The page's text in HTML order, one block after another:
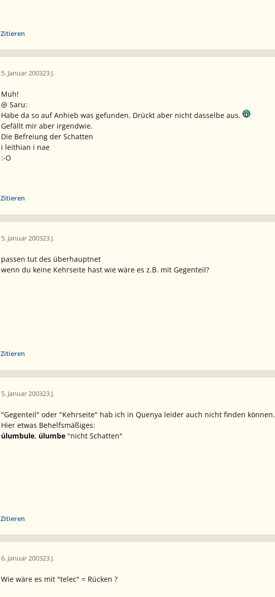
Zitieren
5. Januar 200323 J.
Muh!
@ Saru:
Habe da so auf Anhieb was gefunden. Drückt aber nicht dasselbe aus.
Gefällt mir aber irgendwie.
Die Befreiung der Schatten
i leithian i nae
:-O
Zitieren
5. Januar 200323 J.
passen tut des überhauptnet
wenn du keine Kehrseite hast wie wäre es z.B. mit Gegenteil?
Zitieren
5. Januar 200323 J.
"Gegenteil" oder "Kehrseite" hab ich in Quenya leider auch nicht finden können.
Hier etwas Behelfsmäßiges:
úlumbule, úlumbe "nicht Schatten"
Zitieren
6. Januar 200323 J.
Wie wäre es mit "telec" = Rücken ?